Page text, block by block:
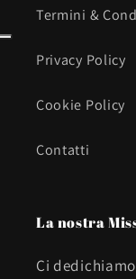
Termini &
Privacy Policy
Cookie Policy
Contatti
La nostra
Ci